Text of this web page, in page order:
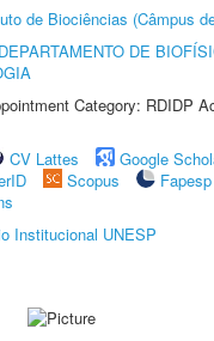
de Biociências (Câmpus
DEPARTAMENTO DE
Category: RDIDP
CV Lattes
Google
Scopus
Fapesp
Institucional UNESP